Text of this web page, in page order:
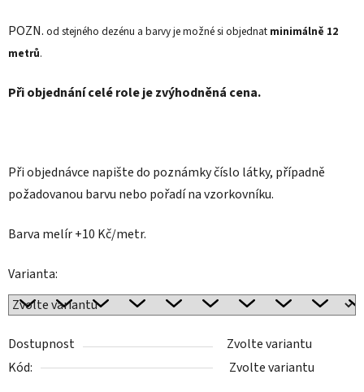
POZN. od stejného dezénu a barvy je možné si objednat minimálně 12
metrů.
Při objednání celé role je zvýhodněná cena.
Při objednávce napište do poznámky číslo látky, případně
požadovanou barvu nebo pořadí na vzorkovníku.
Barva melír +10 Kč/metr.
Varianta:
Dostupnost
Zvolte variantu
Kód:
Zvolte variantu